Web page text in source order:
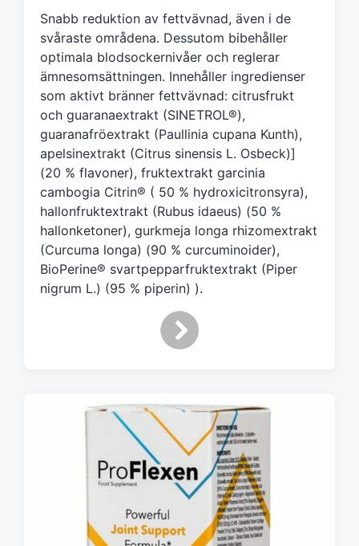
m
e
d
Snabb reduktion av fettvävnad, även i de
svåraste områdena. Dessutom bibehåller
optimala blodsockernivåer och reglerar
ämnesomsättningen. Innehåller ingredienser
som aktivt bränner fettvävnad: citrusfrukt
och guaranaextrakt (SINETROL®),
guaranafröextrakt (Paullinia cupana Kunth),
apelsinextrakt (Citrus sinensis L. Osbeck)]
(20 % flavoner), fruktextrakt garcinia
cambogia Citrin® ( 50 % hydroxicitronsyra),
hallonfruktextrakt (Rubus idaeus) (50 %
hallonketoner), gurkmeja longa rhizomextrakt
(Curcuma longa) (90 % curcuminoider),
BioPerine® svartpepparfruktextrakt (Piper
nigrum L.) (95 % piperin) ).